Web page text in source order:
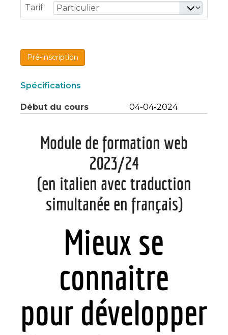
Tarif
Pré-inscription
Spécifications
Début du cours 04-04-2024
Module de formation web
2023/24
(en italien avec traduction
simultanée en français)
Mieux se
connaitre
pour développer